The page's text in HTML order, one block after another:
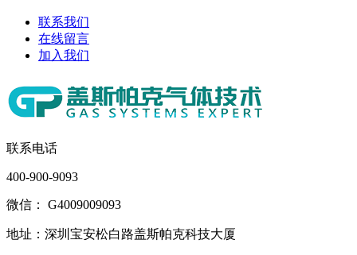
联系我们
在线留言
加入我们
联系电话
400-900-9093
微信： G4009009093
地址：深圳宝安松白路盖斯帕克科技大厦